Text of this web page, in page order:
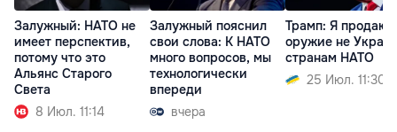
Залужный: НАТО не
имеет перспектив,
потому что это
Альянс Старого
Света
8 Июл. 11:14
Залужный пояснил
свои слова: К НАТО
много вопросов, мы
технологически
впереди
вчера
Трамп: Я продаю
оружие не
странам НАТО
25 Июл. 11:30